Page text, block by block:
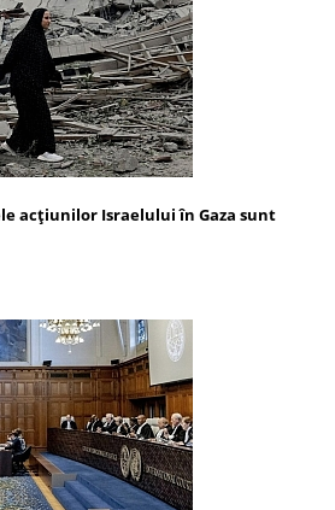
acțiunilor Israelului în Gaza sunt